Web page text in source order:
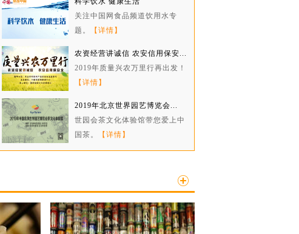
关注中国网食品频道饮用水专
题。
【详情】
农资经营讲诚信 农安信用保安...
2019年质量兴农万里行再出发！
【详情】
2019年北京世界园艺博览会...
世园会茶文化体验馆带您爱上中
国茶。
【详情】